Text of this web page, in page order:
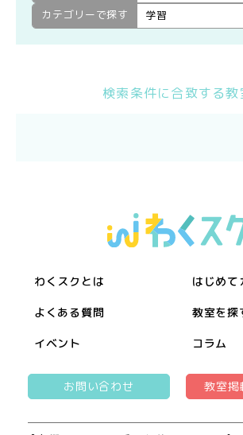
カテゴリーで探す
学習
検索条件に合致する教
わくスクとは はじめて
よくある質問 教室を探
イベント コラム
お問い合わせ 教室掲